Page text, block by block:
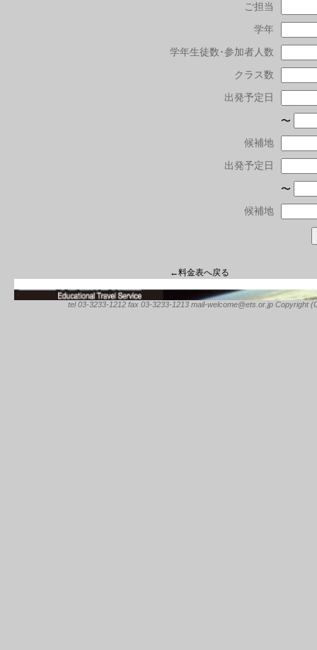
ご担当
学年
学年生徒数･参加者人数
クラス数
出発予定日
〜
候補地
出発予定日
〜
候補地
←料金表へ戻る
tel 03-3233-1212 fax 03-3233-1213 mail-welcome@ets.or.jp Copyright